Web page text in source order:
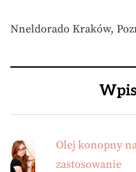
Nneldorado Kraków,
Olej konopny
zastosowanie